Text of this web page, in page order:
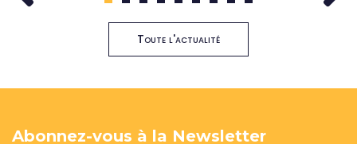
Toute l'actualité
Abonnez-vous à la Newsletter